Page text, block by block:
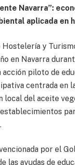
Navarra”:
aplicada en
Hostelería y
en Navarra
acción piloto de
centrada en
local del aceite
por el
las ayudas de